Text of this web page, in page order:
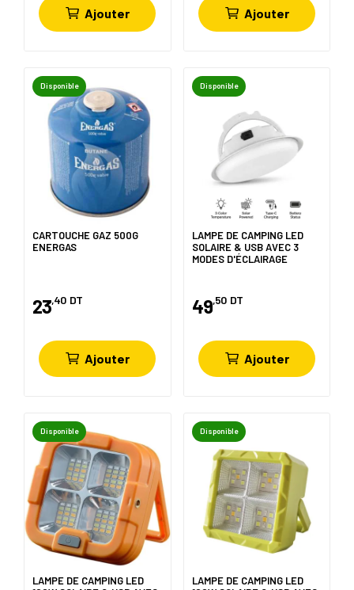
Ajouter Ajouter
Disponible
CARTOUCHE GAZ 500G
ENERGAS
23,40 DT
Ajouter
Disponible
LAMPE DE CAMPING LED
SOLAIRE & USB AVEC 3
MODES D'ÉCLAIRAGE
49,50 DT
Ajouter
Disponible
LAMPE DE CAMPING LED
Disponible
LAMPE DE CAMPING LED